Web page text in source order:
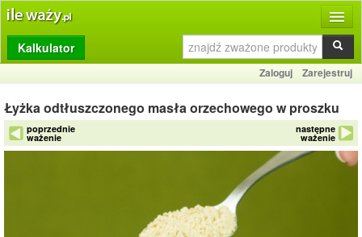
Produkty
Dziennik
Przelicznik
Porównywarka
Kalkulator
Zaloguj Zarejestruj
Łyżka odtłuszczonego masła orzechowego w proszku
poprzednie
ważenie
następne
ważenie